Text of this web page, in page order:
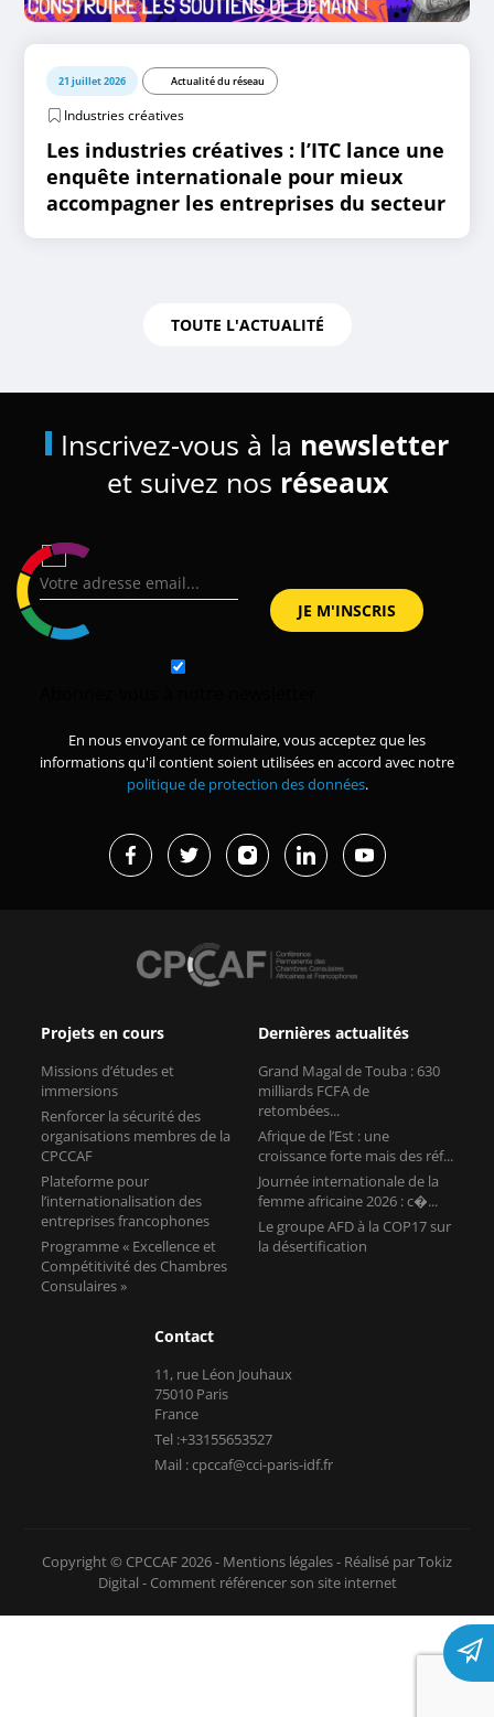
21 juillet 2026 Actualité du réseau
Industries créatives
Les industries créatives : l’ITC lance une
enquête internationale pour mieux
accompagner les entreprises du secteur
TOUTE L'ACTUALITÉ
Inscrivez-vous à la newsletter
et suivez nos réseaux
En nous envoyant ce formulaire, vous acceptez que les
informations qu'il contient soient utilisées en accord avec notre
politique de protection des données.
Projets en cours
Missions d’études et
immersions
Renforcer la sécurité des
organisations membres de la
CPCCAF
Plateforme pour
l’internationalisation des
entreprises francophones
Programme « Excellence et
Compétitivité des Chambres
Consulaires »
Dernières actualités
Grand Magal de Touba : 630
milliards FCFA de
retombées...
Afrique de l’Est : une
croissance forte mais des réf...
Journée internationale de la
femme africaine 2026 : c�...
Le groupe AFD à la COP17 sur
la désertification
Contact
11, rue Léon Jouhaux
75010 Paris
France
Tel :+33155653527
Mail : cpccaf@cci-paris-idf.fr
Copyright © CPCCAF 2026 - Mentions légales- Réalisé par Tokiz
Digital - Comment référencer son site internet